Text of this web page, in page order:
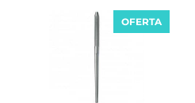
OFERTA